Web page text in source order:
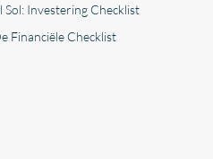
Investering Checklist
Financiële Checklist